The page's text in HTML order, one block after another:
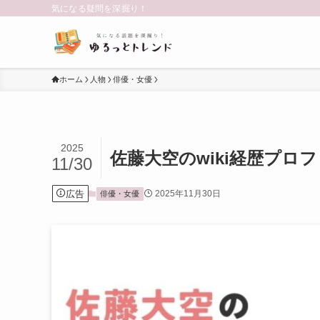
気になる疑問を深掘り！
ホーム 人物 俳優・女優
佐藤大空のwiki経歴プロ
2025
11/30
広告 俳優・女優 2025年11月30日